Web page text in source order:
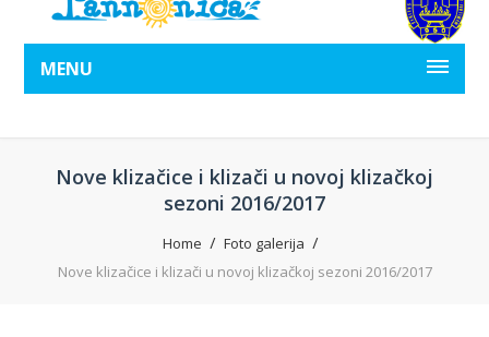
MENU
Nove klizačice i klizači u novoj klizačkoj
sezoni 2016/2017
Home
Foto galerija
Nove klizačice i klizači u novoj klizačkoj sezoni 2016/2017